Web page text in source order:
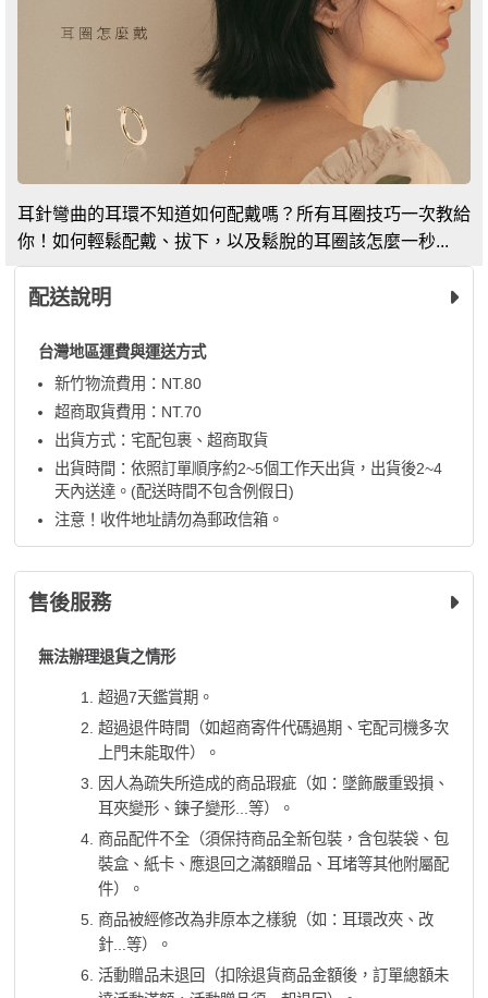
耳針彎曲的耳環不知道如何配戴嗎？所有耳圈技巧一次教給
你！如何輕鬆配戴、拔下，以及鬆脫的耳圈該怎麼一秒...
配送說明
台灣地區運費與運送方式
新竹物流費用：NT.80
超商取貨費用：NT.70
出貨方式：宅配包裹、超商取貨
出貨時間：依照訂單順序約2~5個工作天出貨，出貨後2~4
天內送達。(配送時間不包含例假日)
注意！收件地址請勿為郵政信箱。
售後服務
無法辦理退貨之情形
超過7天鑑賞期。
超過退件時間（如超商寄件代碼過期、宅配司機多次
上門未能取件）。
因人為疏失所造成的商品瑕疵（如：墜飾嚴重毀損、
耳夾變形、鍊子變形...等）。
商品配件不全（須保持商品全新包裝，含包裝袋、包
裝盒、紙卡、應退回之滿額贈品、耳堵等其他附屬配
件）。
商品被經修改為非原本之樣貌（如：耳環改夾、改
針...等）。
活動贈品未退回（扣除退貨商品金額後，訂單總額未